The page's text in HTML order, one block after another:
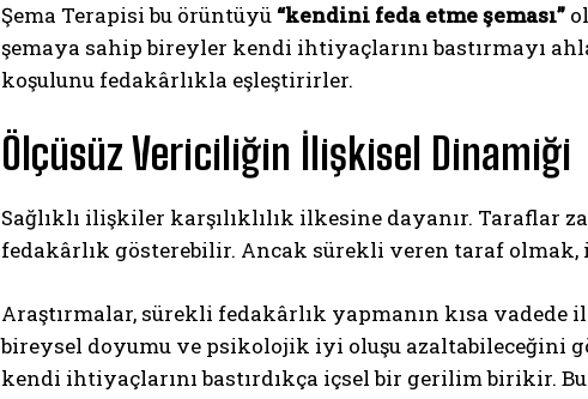
ABONE OL
Gizlilik politikasınıokudum, onaylıyorum.
Şema Terapisi bu örüntüyü “kendini feda etme şeması”
şemaya sahip bireyler kendi ihtiyaçlarını bastırmayı
koşulunu fedakârlıkla eşleştirirler.
Ölçüsüz Vericiliğin İlişkisel Dinamiği
Sağlıklı ilişkiler karşılıklılık ilkesine dayanır. Taraflar
fedakârlık gösterebilir. Ancak sürekli veren taraf
Araştırmalar, sürekli fedakârlık yapmanın kısa
bireysel doyumu ve psikolojik iyi oluşu azaltabileceğini
kendi ihtiyaçlarını bastırdıkça içsel bir gerilim birikir.